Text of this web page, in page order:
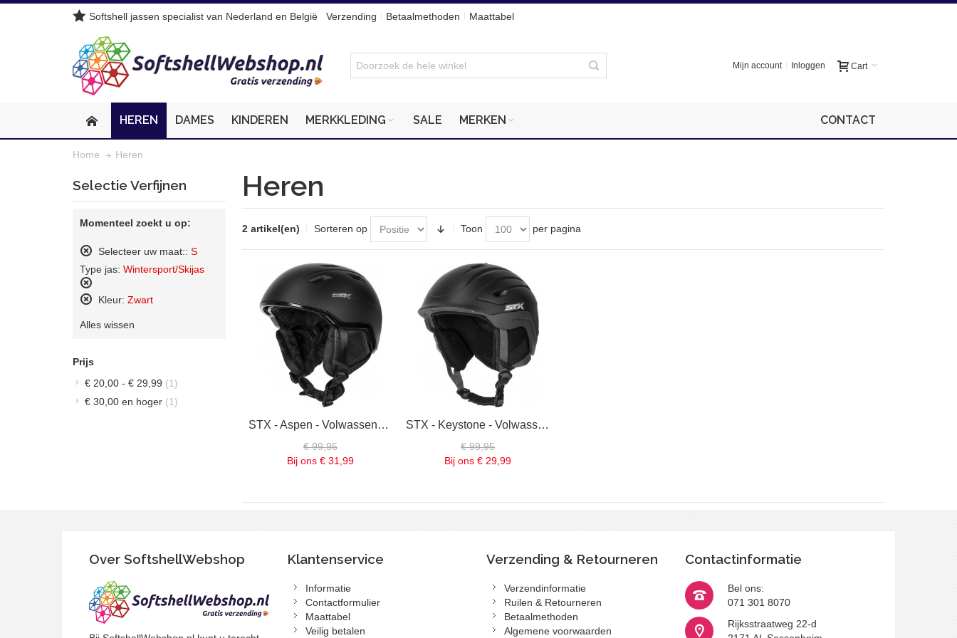
Softshell jassen specialist van Nederland en België Verzending Betaalmethoden Maattabel
Cart
Mijn account Inloggen
HEREN DAMES KINDEREN MERKKLEDING SALE MERKEN CONTACT
Home Heren
Heren
2 artikel(en) Sorteren op Toon per pagina
STX - Aspen - Volwassenen - Skihelm - Zwart
€ 99,95
Bij ons € 31,99
STX - Keystone - Volwassenen - Skihelm - Zwart met Grijs
€ 99,95
Bij ons € 29,99
Selectie Verfijnen
Momenteel zoekt u op:
Selecteer uw maat:: S
Dit
artikel
verwijderen
Type jas: Wintersport/Skijas
Dit
verwijderen
Kleur: Zwart
artikel
Alles wissen
Prijs
€ 20,00 - € 29,99 (1)
€ 30,00 en hoger (1)
Over SoftshellWebshop Klantenservice
Informatie
Contactformulier
Maattabel
Veilig betalen
Verzending & Retourneren
Verzendinformatie
Ruilen & Retourneren
Betaalmethoden
Algemene voorwaarden
Contactinformatie
Bel ons:
071 301 8070
Rijksstraatweg 22-d